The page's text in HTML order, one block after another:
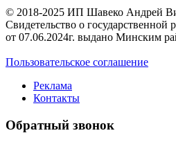
© 2018-2025 ИП Шавеко Андрей
Свидетельство о
от 07.06.2024г. выдано Минским
Пользовательское соглашение
Реклама
Контакты
Обратный звонок